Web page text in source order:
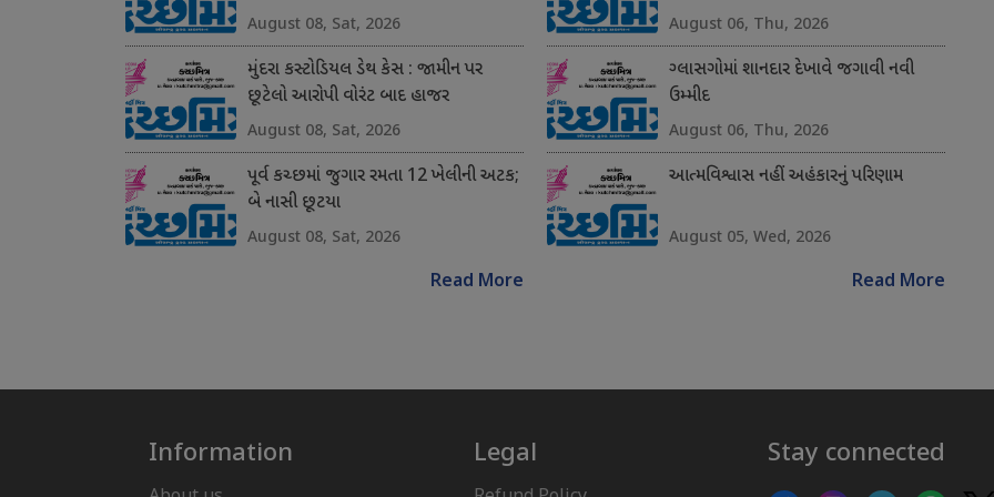
August 08, Sat, 2026
મુંદરા કસ્ટોડિયલ ડેથ કેસ : જામીન પર
છૂટેલો આરોપી વોરંટ બાદ હાજર
August 08, Sat, 2026
પૂર્વ કચ્છમાં જુગાર રમતા 12 ખેલીની અટક;
બે નાસી છૂટયા
August 08, Sat, 2026
Read More
August 06, Thu, 2026
ગ્લાસગોમાં શાનદાર દેખાવે જગાવી નવી
ઉમ્મીદ
August 06, Thu, 2026
આત્મવિશ્વાસ નહીં અહંકારનું પરિણામ
August 05, Wed, 2026
Read More
Information Legal Stay connected